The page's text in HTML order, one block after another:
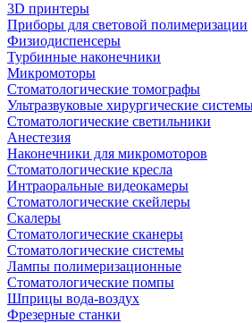
3D принтеры
Приборы для световой полимеризации
Физиодиспенсеры
Турбинные наконечники
Микромоторы
Стоматологические томографы
Ультразвуковые хирургические
Стоматологические светильники
Анестезия
Наконечники для микромоторов
Стоматологические кресла
Интраоральные видеокамеры
Стоматологические скейлеры
Скалеры
Стоматологические сканеры
Стоматологические системы
Лампы полимеризационные
Стоматологические помпы
Шприцы вода-воздух
Фрезерные станки